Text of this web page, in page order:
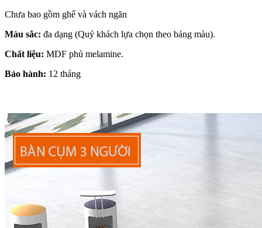
Chưa bao gồm ghế và vách ngăn
Màu sắc: đa dạng (Quý khách lựa chọn theo bảng màu).
Chất liệu: MDF phủ melamine.
Bảo hành: 12 tháng